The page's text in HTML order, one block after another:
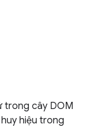
trong cây DOM
hiệu trong